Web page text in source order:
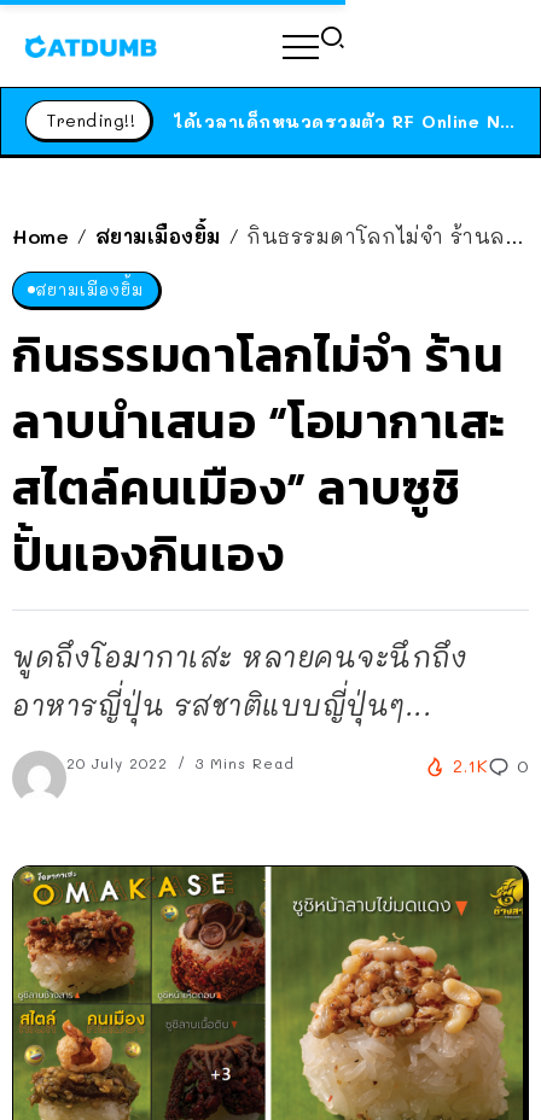
Trending!! ได้เวลาเด็กหนวดรวมตัว RF Online Next เปิดให้เล่นแล้ว เกม Sci-Fi MMORPG ระดับตำนาน เล่นได้ทั้งมือถือและ PC
Home / สยามเมืองยิ้ม / กินธรรมดาโลกไม่จำ ร้านลาบนำเสนอ “โอมากาเสะ สไตล์คนเมือง” ลาบซูชิ ปั้นเองกินเอง
สยามเมืองยิ้ม
กินธรรมดาโลกไม่จำ ร้าน
ลาบนำเสนอ “โอมากาเสะ
สไตล์คนเมือง” ลาบซูชิ
ปั้นเองกินเอง
พูดถึงโอมากาเสะ หลายคนจะนึกถึง
อาหารญี่ปุ่น รสชาติแบบญี่ปุ่นๆ...
20 July 2022 3 Mins Read 2.1K 0